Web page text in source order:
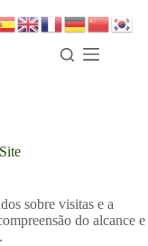
sobre visitas e a
do alcance e